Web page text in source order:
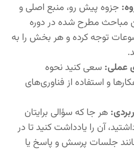
جزوه پیش رو، منبع اصلی و
مباحث مطرح شده در دوره
توجه کرده و هر بخش را به
عملی: سعی کنید نحوه
و استفاده از فناوری‌های
هر جا که سؤالی برایتان
آن را یادداشت کنید تا در
جلسات پرسش و پاسخ یا